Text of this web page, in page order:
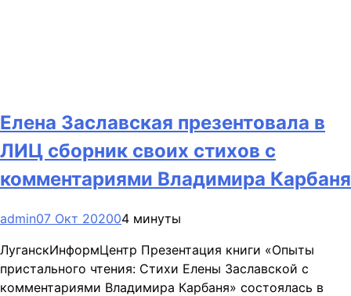
Елена Заславская презентовала в
ЛИЦ сборник своих стихов с
комментариями Владимира Карбаня
admin07 Окт 202004 минуты
ЛуганскИнформЦентр Презентация книги «Опыты
пристального чтения: Стихи Елены Заславской с
комментариями Владимира Карбаня» состоялась в